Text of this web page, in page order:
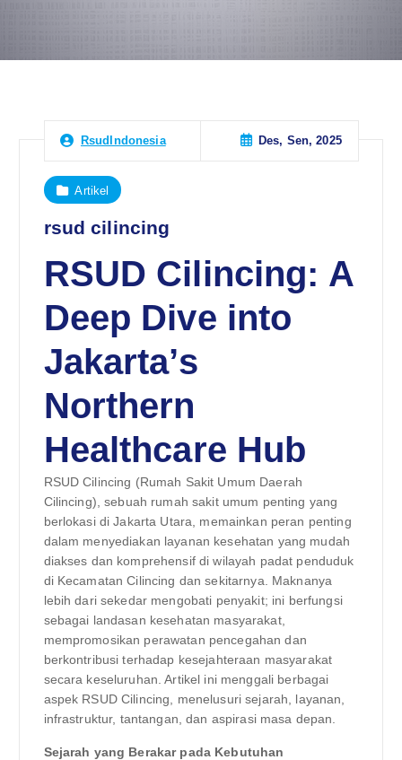
RsudIndonesia Des, Sen, 2025
Artikel
rsud cilincing
RSUD Cilincing: A
Deep Dive into
Jakarta’s
Northern
Healthcare Hub
RSUD Cilincing (Rumah Sakit Umum Daerah
Cilincing), sebuah rumah sakit umum penting yang
berlokasi di Jakarta Utara, memainkan peran penting
dalam menyediakan layanan kesehatan yang mudah
diakses dan komprehensif di wilayah padat penduduk
di Kecamatan Cilincing dan sekitarnya. Maknanya
lebih dari sekedar mengobati penyakit; ini berfungsi
sebagai landasan kesehatan masyarakat,
mempromosikan perawatan pencegahan dan
berkontribusi terhadap kesejahteraan masyarakat
secara keseluruhan. Artikel ini menggali berbagai
aspek RSUD Cilincing, menelusuri sejarah, layanan,
infrastruktur, tantangan, dan aspirasi masa depan.
Sejarah yang Berakar pada Kebutuhan